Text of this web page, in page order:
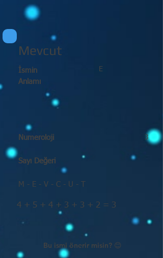
Mevcut
E
İsmin
Anlamı
Numeroloji
Sayı Değeri
3
M - E - V - C - U - T
4 + 5 + 4 + 3 + 3 + 2 = 3
Bu ismi önerir misin? 😊